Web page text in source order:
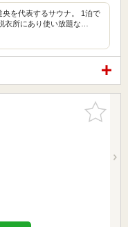
を代表するサウナ。 1泊で
衣所にあり使い放題な…
お気に入
りに追加